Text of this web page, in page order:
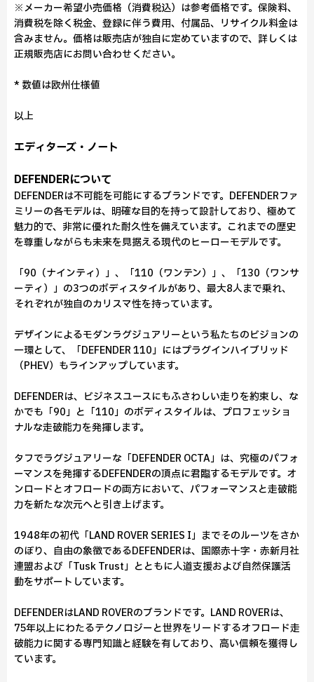
※メーカー希望小売価格（消費税込）は参考価格です。保険料、
消費税を除く税金、登録に伴う費用、付属品、リサイクル料金は
含みません。価格は販売店が独自に定めていますので、詳しくは
正規販売店にお問い合わせください。
* 数値は欧州仕様値
以上
エディターズ・ノート
DEFENDERについて
DEFENDERは不可能を可能にするブランドです。DEFENDERファ
ミリーの各モデルは、明確な目的を持って設計しており、極めて
魅力的で、非常に優れた耐久性を備えています。これまでの歴史
を尊重しながらも未来を見据える現代のヒーローモデルです。
「90（ナインティ）」、「110（ワンテン）」、「130（ワンサ
ーティ）」の3つのボディスタイルがあり、最大8人まで乗れ、
それぞれが独自のカリスマ性を持っています。
デザインによるモダンラグジュアリーという私たちのビジョンの
一環として、「DEFENDER 110」にはプラグインハイブリッド
（PHEV）もラインアップしています。
DEFENDERは、ビジネスユースにもふさわしい走りを約束し、な
かでも「90」と「110」のボディスタイルは、プロフェッショ
ナルな走破能力を発揮します。
タフでラグジュアリーな「DEFENDER OCTA」は、究極のパフォ
ーマンスを発揮するDEFENDERの頂点に君臨するモデルです。オ
ンロードとオフロードの両方において、パフォーマンスと走破能
力を新たな次元へと引き上げます。
1948年の初代「LAND ROVER SERIES I」までそのルーツをさか
のぼり、自由の象徴であるDEFENDERは、国際赤十字・赤新月社
連盟および「Tusk Trust」とともに人道支援および自然保護活
動をサポートしています。
DEFENDERはLAND ROVERのブランドです。LAND ROVERは、
75年以上にわたるテクノロジーと世界をリードするオフロード走
破能力に関する専門知識と経験を有しており、高い信頼を獲得し
ています。